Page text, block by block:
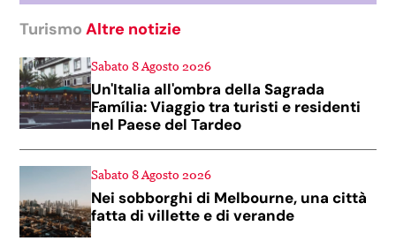
TurismoAltre notizie
Sabato 8 Agosto 2026
Un'Italia all'ombra della Sagrada
Família: Viaggio tra turisti e residenti
nel Paese del Tardeo
Sabato 8 Agosto 2026
Nei sobborghi di Melbourne, una città
fatta di villette e di verande